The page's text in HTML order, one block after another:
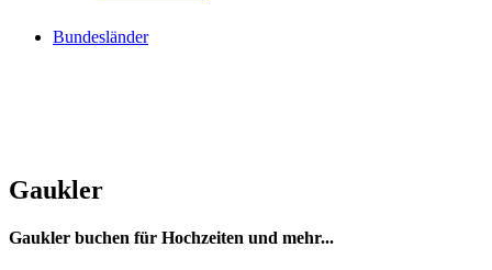
Bundesländer
Gaukler
Gaukler buchen für Hochzeiten und mehr...